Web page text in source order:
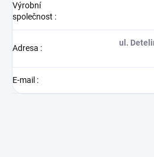
Výrobní
společnost :
Adresa :
ul.
E-mail :